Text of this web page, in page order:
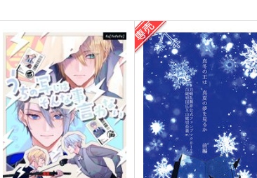
くにちょぎweb再録集
talisona
1,179円 （税込）
山姥切国広×山姥切長義
カンサカン参観
あまみどり
472円 （税込）
山姥切長義×山姥切国広